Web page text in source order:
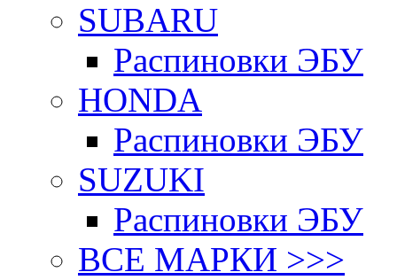
SUBARU
Распиновки ЭБУ
HONDA
Распиновки ЭБУ
SUZUKI
Распиновки ЭБУ
ВСЕ МАРКИ >>>